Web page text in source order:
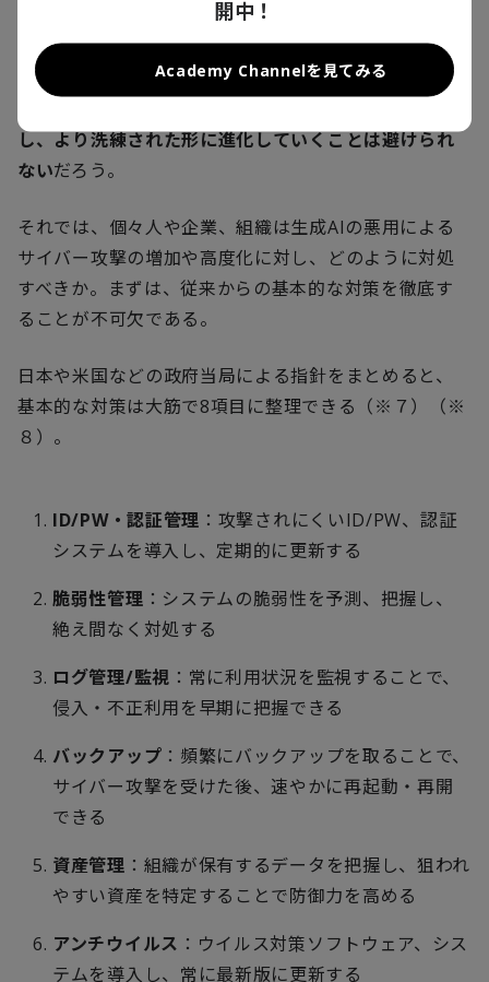
技術の発展とともに、メール、フィッシングサイト、
標的型サイバー攻撃へと広がったように、技術の進展
と悪用は表裏一体の関係である。ワームGPTの発達や
し、より洗練された形に進化していくことは避けられ
ないだろう。
それでは、個々人や企業、組織は生成AIの悪用による
サイバー攻撃の増加や高度化に対し、どのように対処
すべきか。まずは、従来からの基本的な対策を徹底す
ることが不可欠である。
日本や米国などの政府当局による指針をまとめると、
基本的な対策は大筋で8項目に整理できる（※７）（※
８）。
ID/PW・認証管理 ：攻撃されにくいID/PW、認証
システムを導入し、定期的に更新する
脆弱性管理 ：システムの脆弱性を予測、把握し、
絶え間なく対処する
ログ管理/監視 ：常に利用状況を監視することで、
侵入・不正利用を早期に把握できる
バックアップ ：頻繁にバックアップを取ることで、
サイバー攻撃を受けた後、速やかに再起動・再開
できる
資産管理 ：組織が保有するデータを把握し、狙われ
やすい資産を特定することで防御力を高める
アンチウイルス ：ウイルス対策ソフトウェア、シス
テムを導入し、常に最新版に更新する
開中！
Academy Channelを見てみる